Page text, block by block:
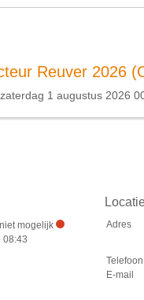
Reuver 2026
1 augustus 2026
mogelijk
08:43
Adres
Telefoon
E-mail